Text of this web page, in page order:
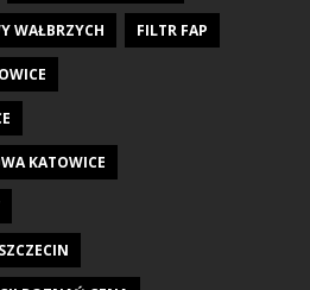
WAŁBRZYCH FILTR FAP
KATOWICE